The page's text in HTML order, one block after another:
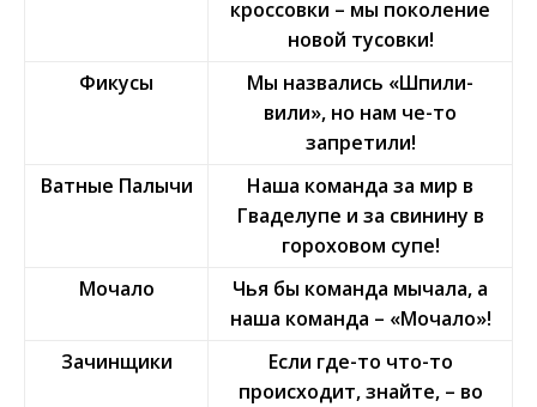
кроссовки – мы поколение
новой тусовки!
Фикусы
Мы назвались «Шпили-
вили», но нам че-то
запретили!
Ватные Палычи
Наша команда за мир в
Гваделупе и за свинину в
гороховом супе!
Мочало
Чья бы команда мычала, а
наша команда – «Мочало»!
Зачинщики
Если где-то что-то
происходит, знайте, – во